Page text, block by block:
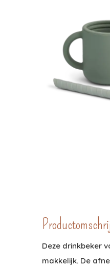
Deze drinkbeker
makkelijk. De